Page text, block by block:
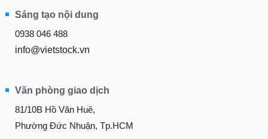
Sáng tạo nội dung
0938 046 488
info@vietstock.vn
Văn phòng giao dịch
81/10B Hồ Văn Huê,
Phường Đức Nhuận, Tp.HCM